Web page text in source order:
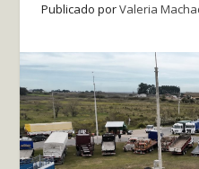
Publicado porValeria